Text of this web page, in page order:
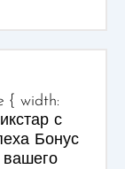
{ width:
с
Бонус
вашего